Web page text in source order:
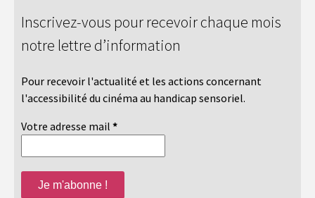
Inscrivez-vous pour recevoir chaque mois
notre lettre d’information
Pour recevoir l'actualité et les actions concernant
l'accessibilité du cinéma au handicap sensoriel.
Votre adresse mail *